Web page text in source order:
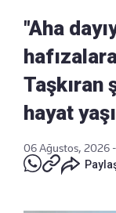
"Aha
Taşkıran
hayat
06 Ağustos, 2026